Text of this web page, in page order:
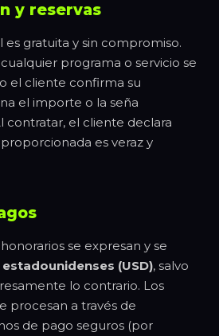
y reservas
es gratuita y sin compromiso.
programa o servicio se
el cliente confirma su
el importe o la seña
contratar, el cliente declara
es veraz y
se expresan y se
(USD), salvo
lo contrario. Los
procesan a través de
de pago seguros (por